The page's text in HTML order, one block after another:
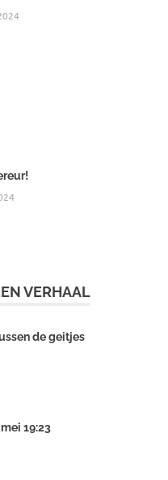
VERHAAL
de geitjes
19:23